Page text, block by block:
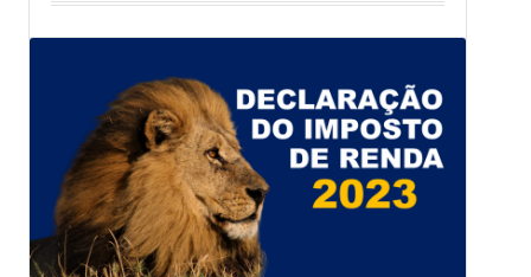
FEARP/USP: Orientação gratuita sobre
Imposto de Renda e MEI. Não substituímos
serviços da Receita Federal nem
contadores. Objetivo é educar e orientar.